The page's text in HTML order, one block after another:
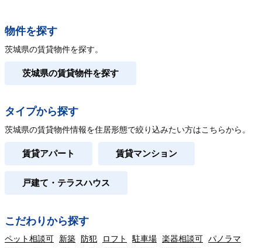
物件を探す
茨城県の賃貸物件を探す。
茨城県の賃貸物件を探す
タイプから探す
茨城県の賃貸物件情報を住居形態で絞り込みたい方はこちらから。
賃貸アパート 賃貸マンション
戸建て・テラスハウス
こだわりから探す
ペット相談可 新築 防犯 ロフト 駐車場 楽器相談可 パノラマ